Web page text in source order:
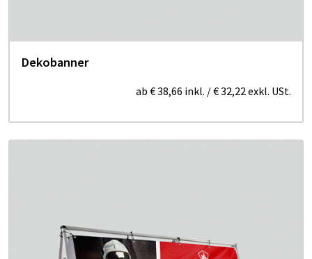
Dekobanner
ab € 38,66 inkl. /€ 32,22exkl. USt.